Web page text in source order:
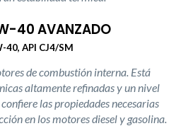
40 AVANZADO
40, API CJ4/SM
de combustión interna. Está
altamente refinadas y un nivel
las propiedades necesarias
en los motores diesel y gasolina.